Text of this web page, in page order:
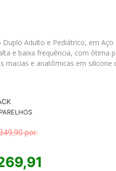
Duplo Adulto e Pediátrico, em
e baixa frequência, com ótima
macias e anatômicas em